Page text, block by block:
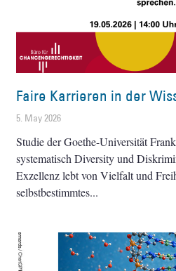
Faire Karrieren in der
5. May 2026
Studie der Goethe-Universität
systematisch Diversity und
Exzellenz lebt von Vielfalt und
selbstbestimmtes